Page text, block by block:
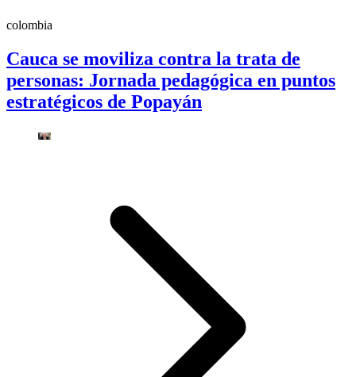
colombia
Cauca se moviliza contra la trata de
personas: Jornada pedagógica en puntos
estratégicos de Popayán